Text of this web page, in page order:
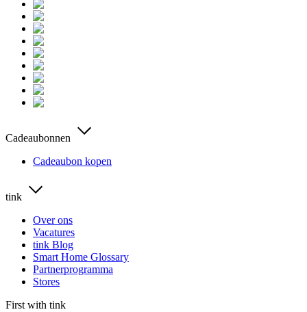
Cadeaubonnen
Cadeaubon kopen
tink
Over ons
Vacatures
tink Blog
Smart Home Glossary
Partnerprogramma
Stores
First with tink